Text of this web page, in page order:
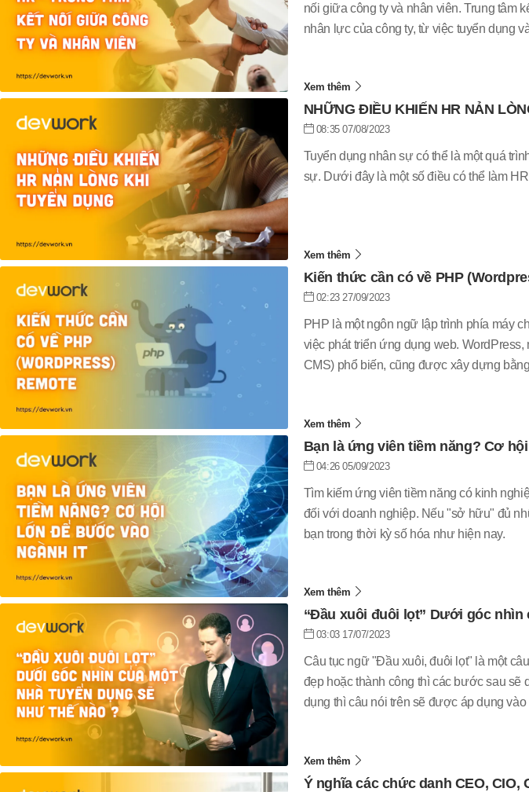
nối giữa công ty và nhân viên. Trung tâm
nhân lực của công ty, từ việc tuyển dụng
Xem thêm
NHỮNG ĐIỀU KHIẾN HR NẢN
08:35 07/08/2023
Tuyển dụng nhân sự có thể là một quá
sự. Dưới đây là một số điều có thể làm
Xem thêm
Kiến thức cần có về PHP
02:23 27/09/2023
PHP là một ngôn ngữ lập trình phía máy
việc phát triển ứng dụng web.
CMS) phổ biến, cũng được xây dựng
Xem thêm
Bạn là ứng viên tiềm năng? Cơ
04:26 05/09/2023
Tìm kiếm ứng viên tiềm năng có kinh
đối với doanh nghiệp. Nếu "sở hữu" đủ
bạn trong thời kỳ số hóa như hiện nay.
Xem thêm
“Đầu xuôi đuôi lọt” Dưới góc nhìn
03:03 17/07/2023
Câu tục ngữ "Đầu xuôi, đuôi lọt" là một
đẹp hoặc thành công thì các bước sau sẽ
dụng thì câu nói trên sẽ được áp dụng
Xem thêm
Ý nghĩa các chức danh CEO, CIO,